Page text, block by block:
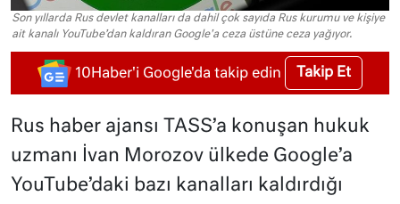
Son yıllarda Rus devlet kanalları da dahil çok sayıda Rus kurumu ve kişiye
ait kanalı YouTube’dan kaldıran Google'a ceza üstüne ceza yağıyor.
10Haber'i Google'da takip edin Takip Et
Rus haber ajansı TASS’a konuşan hukuk
uzmanı İvan Morozov ülkede Google’a
YouTube’daki bazı kanalları kaldırdığı